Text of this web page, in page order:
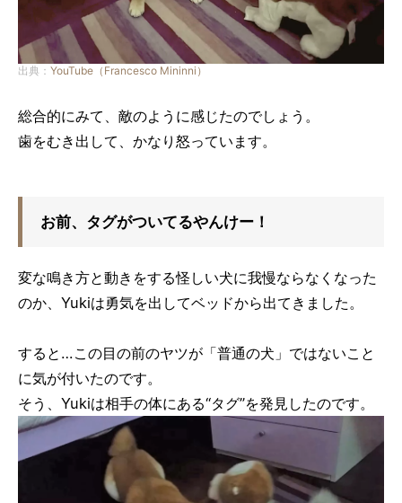
出典： YouTube（Francesco Mininni）
総合的にみて、敵のように感じたのでしょう。
歯をむき出して、かなり怒っています。
お前、タグがついてるやんけー！
変な鳴き方と動きをする怪しい犬に我慢ならなくなった
のか、Yukiは勇気を出してベッドから出てきました。
すると…この目の前のヤツが「普通の犬」ではないこと
に気が付いたのです。
そう、Yukiは相手の体にある“タグ”を発見したのです。